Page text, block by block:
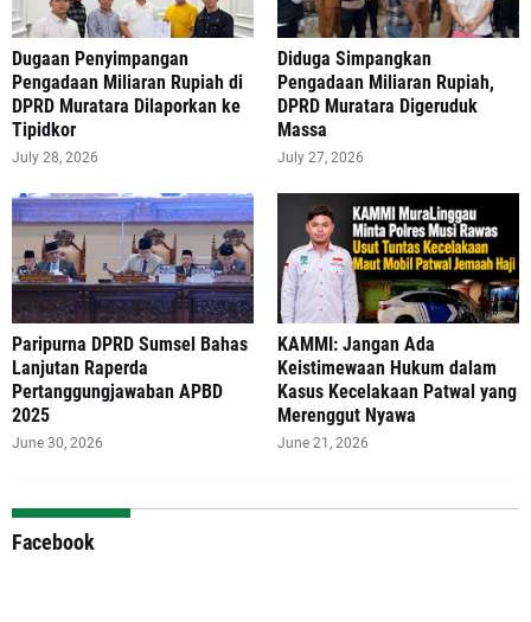
‎Dugaan Penyimpangan
Pengadaan Miliaran Rupiah di
DPRD Muratara Dilaporkan ke
Tipidkor
July 28, 2026
Diduga Simpangkan
Pengadaan Miliaran Rupiah,
DPRD Muratara Digeruduk
Massa
July 27, 2026
Paripurna DPRD Sumsel Bahas
Lanjutan Raperda
Pertanggungjawaban APBD
2025
June 30, 2026
‎KAMMI: Jangan Ada
Keistimewaan Hukum dalam
Kasus Kecelakaan Patwal yang
Merenggut Nyawa
June 21, 2026
Facebook